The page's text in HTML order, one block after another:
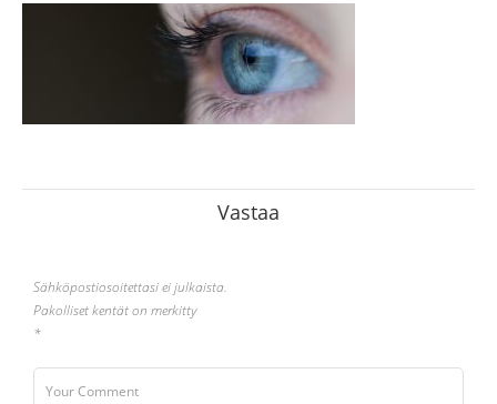
Vastaa
Sähköpostiosoitettasi ei julkaista.
Pakolliset kentät on merkitty
*